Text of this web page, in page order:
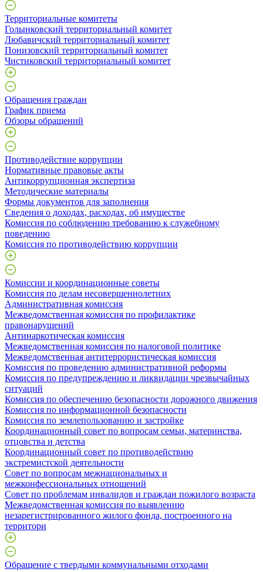
Территориальные комитеты
Голынковский территориальный комитет
Любавичский территориальный комитет
Понизовский территориальный комитет
Чистиковский территориальный комитет
Обращения граждан
График приема
Обзоры обращений
Противодействие коррупции
Нормативные правовые акты
Антикоррупционная экспертиза
Методические материалы
Формы документов для заполнения
Сведения о доходах, расходах, об имуществе
Комиссия по соблюдению требованию к служебному
поведению
Комиссия по противодействию коррупции
Комиссии и координационные советы
Комиссия по делам несовершеннолетних
Административная комиссия
Межведомственная комиссия по профилактике
правонарушений
Антинаркотическая комиссия
Межведомственная комиссия по налоговой политике
Межведомственная антитеррористическая комиссия
Комиссия по проведению административной реформы
Комиссия по предупреждению и ликвидации чрезвычайных
ситуаций
Комиссия по обеспечению безопасности дорожного движения
Комиссия по информационной безопасности
Комиссия по землепользованию и застройке
Координационный совет по вопросам семьи, материнства,
отцовства и детства
Координационный совет по противодействию
экстремистской деятельности
Совет по вопросам межнациональных и
межконфессиональных отношений
Совет по проблемам инвалидов и граждан пожилого возраста
Межведомственная комиссия по выявлению
незарегистрированного жилого фонда, построенного на
территори
Обращение с твердыми коммунальными отходами